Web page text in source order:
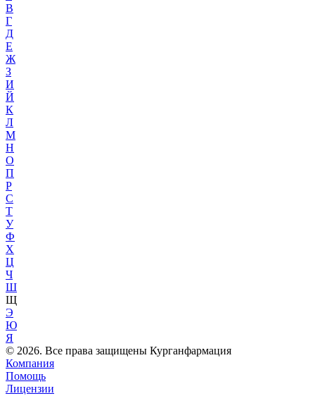
В
Г
Д
Е
Ж
З
И
Й
К
Л
М
Н
О
П
Р
С
Т
У
Ф
Х
Ц
Ч
Ш
Щ
Э
Ю
Я
© 2026. Все права защищены Курганфармация
Компания
Помощь
Лицензии